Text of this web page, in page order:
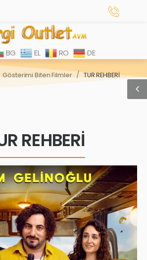
BG EL RO DE
Gösterimi Biten Filmler / TUR REHBERİ
REHBERİ